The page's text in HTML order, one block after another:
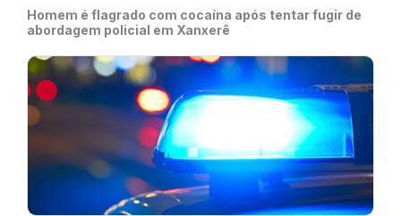
Homem é flagrado com cocaína após tentar fugir de
abordagem policial em Xanxerê